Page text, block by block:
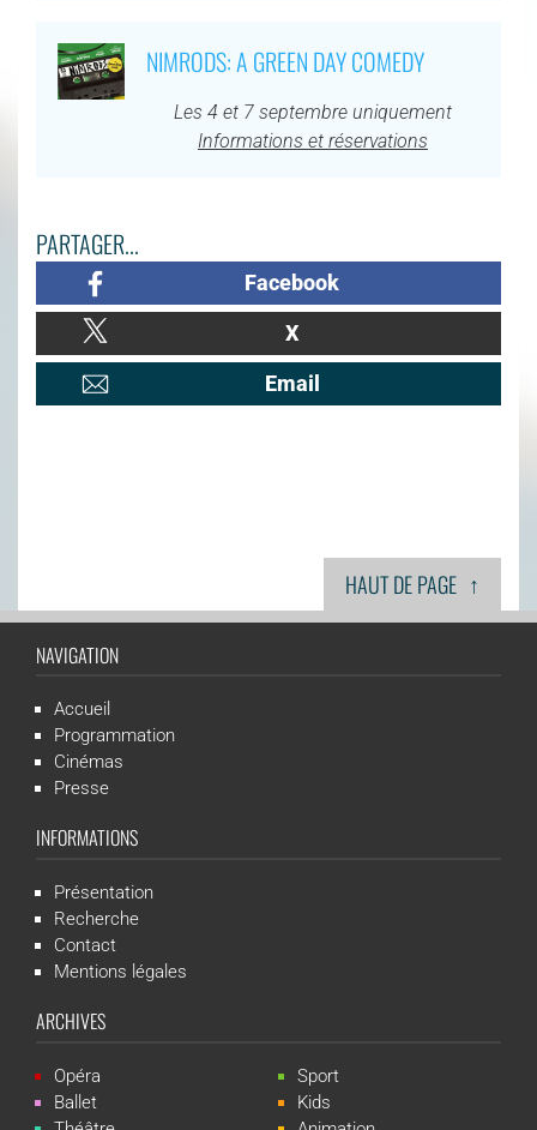
NIMRODS: A GREEN DAY COMEDY
Les 4 et 7 septembre uniquement
Informations et réservations
PARTAGER...
Facebook
X
Email
HAUT DE PAGE ↑
NAVIGATION
Accueil
Programmation
Cinémas
Presse
INFORMATIONS
Présentation
Recherche
Contact
Mentions légales
ARCHIVES
Opéra
Ballet
Sport
Kids